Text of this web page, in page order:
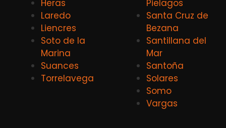
Heras
Laredo
Liencres
Soto de la
Marina
Suances
Torrelavega
Pielagos
Santa Cruz de
Bezana
Santillana del
Mar
Santoña
Solares
Somo
Vargas